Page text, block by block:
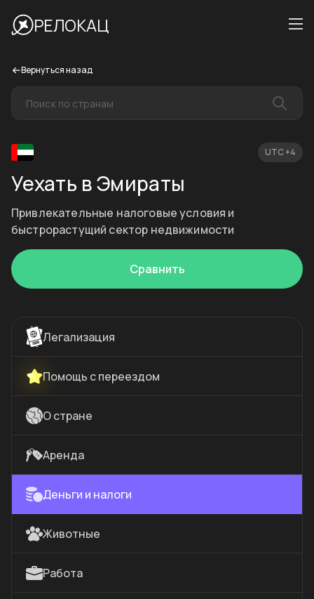
РЕЛОКАЦ
Вернуться назад
UTC +4
Уехать в Эмираты
Привлекательные налоговые условия и
быстрорастущий сектор недвижимости
Сравнить
Легализация
Помощь с переездом
О стране
Аренда
Деньги и налоги
Животные
Работа